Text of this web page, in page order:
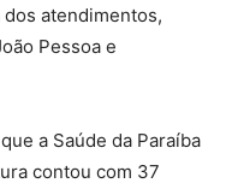
atendimentos,
Pessoa e
a Saúde da Paraíba
contou com 37